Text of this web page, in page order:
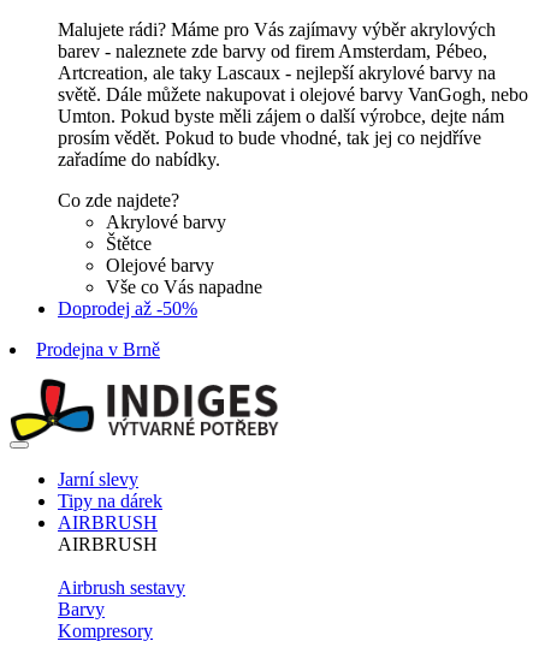
Malujete rádi? Máme pro Vás zajímavy výběr akrylových
barev - naleznete zde barvy od firem Amsterdam, Pébeo,
Artcreation, ale taky Lascaux - nejlepší akrylové barvy na
světě. Dále můžete nakupovat i olejové barvy VanGogh, nebo
Umton. Pokud byste měli zájem o další výrobce, dejte nám
prosím vědět. Pokud to bude vhodné, tak jej co nejdříve
zařadíme do nabídky.
Co zde najdete?
Akrylové barvy
Štětce
Olejové barvy
Vše co Vás napadne
Doprodej až -50%
Prodejna v Brně
Jarní slevy
Tipy na dárek
AIRBRUSH
AIRBRUSH
Airbrush sestavy
Barvy
Kompresory